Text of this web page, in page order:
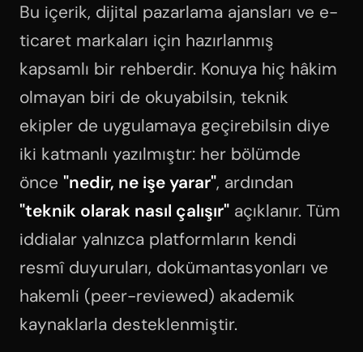
Bu içerik, dijital pazarlama ajansları ve e-
ticaret markaları için hazırlanmış
kapsamlı bir rehberdir. Konuya hiç hâkim
olmayan biri de okuyabilsin, teknik
ekipler de uygulamaya geçirebilsin diye
iki katmanlı yazılmıştır: her bölümde
önce "nedir, ne işe yarar", ardından
"teknik olarak nasıl çalışır" açıklanır. Tüm
iddialar yalnızca platformların kendi
resmî duyuruları, dokümantasyonları ve
hakemli (peer-reviewed) akademik
kaynaklarla desteklenmiştir.